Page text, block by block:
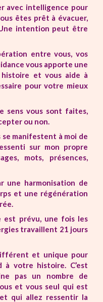
avec intelligence pour
êtes prêt à évacuer,
intention peut être
entre vous, vos
vous apporte une
et vous aide à
pour votre mieux
vous sont faites,
ou non.
manifestent à moi de
sur mon propre
mots, présences,
harmonisation de
et une régénération
prévu, une fois les
travaillent 21 jours
et unique pour
à votre histoire. C’est
pas un nombre de
et vous seul qui est
qui allez ressentir la